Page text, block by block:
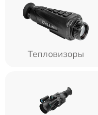
Тепловизоры